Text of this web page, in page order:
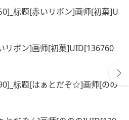
リボン]画师[初菓]UID[136760